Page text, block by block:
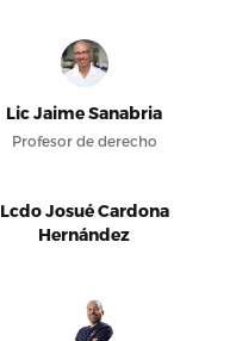
Lic Jaime Sanabria
Profesor de derecho
Lcdo Josué Cardona
Hernández